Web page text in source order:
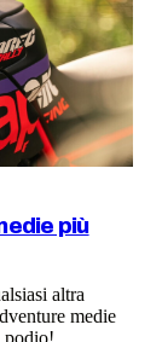
più
altra
medie